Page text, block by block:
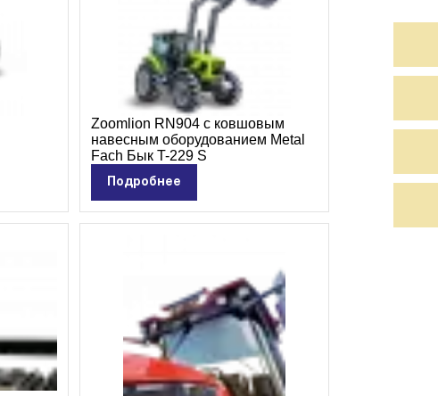
Zoomlion RN904 с ковшовым
навесным оборудованием Metal
Fach Бык T-229 S
Подробнее